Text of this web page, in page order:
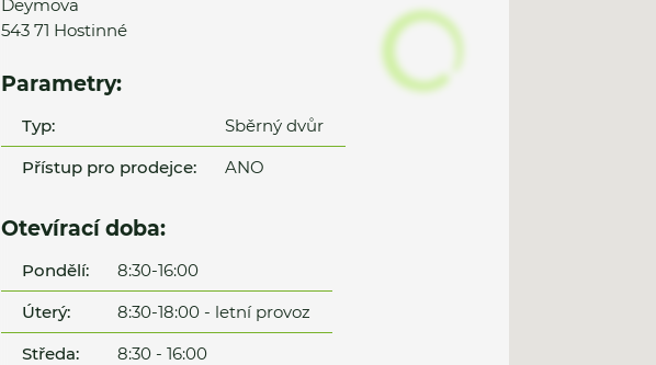
Deymova
543 71 Hostinné
Parametry:
Typ:
Sběrný dvůr
Přístup pro prodejce:
ANO
Otevírací doba:
Pondělí:
8:30-16:00
Úterý:
8:30-18:00 - letní provoz
Středa:
8:30 - 16:00